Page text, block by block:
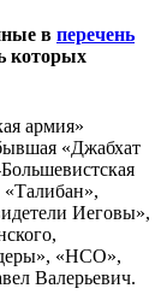
в перечень
которых
армия»
«Джабхат
Иеговы»,
«НСО»,
Валерьевич.